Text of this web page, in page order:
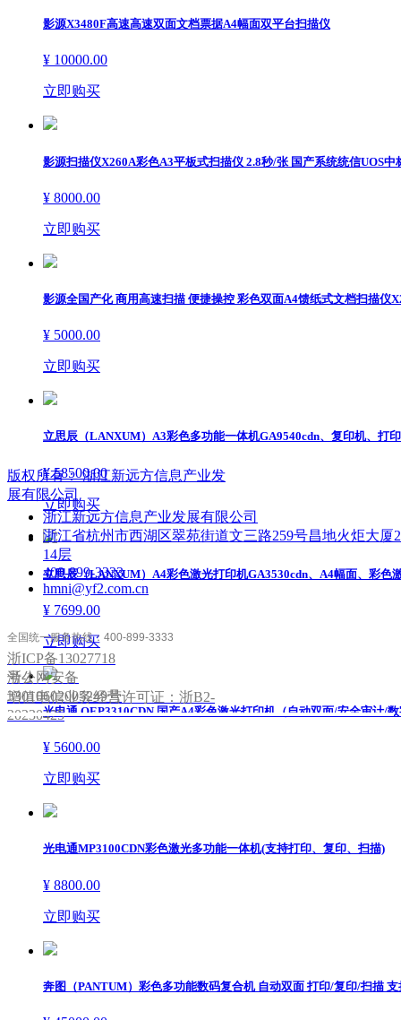
ꀁ生活家电
大家电
影源X3480F高速高速双面文档票据A4幅面双平台扫描仪
¥ 10000.00
立即购买
影源扫描仪X260A彩色A3平板式扫描仪 2.8秒/张 国产系统统信UOS中
¥ 8000.00
立即购买
影源全国产化 商用高速扫描 便捷操控 彩色双面A4馈纸式文档扫描仪
¥ 5000.00
立即购买
立思辰（LANXUM）A3彩色多功能一体机GA9540cdn、复印机、打
¥ 58500.00
立即购买
立思辰（LANXUM）A4彩色激光打印机GA3530cdn、A4幅面、彩色
¥ 7699.00
立即购买
光电通 OEP3310CDN 国产A4彩色激光打印机（自动双面/安全审计/
¥ 5600.00
立即购买
光电通MP3100CDN彩色激光多功能一体机(支持打印、复印、扫描)
¥ 8800.00
立即购买
奔图（PANTUM）彩色多功能数码复合机 自动双面 打印/复印/扫描
版权所有： 浙江新远方信息产业发
展有限公司
浙江新远方信息产业发展有限公司
浙江省杭州市西湖区翠苑街道文三路259号昌地火炬大厦
14层
400-899-3333
hmni@yf2.com.cn
全国统一服务热线：400-899-3333
浙ICP备13027718
号-1
浙公网安备
33010602005249号
增值电信业务经营许可证：浙B2-
20230425